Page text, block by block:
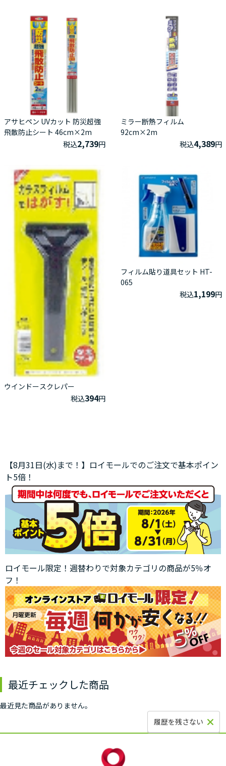
アサヒペン UVカット 防災超強
飛散防止シート 46cm×2m
税込2,739円
ミラー断熱フィルム
92cm×2m
税込4,389円
ウインドースクレパー
税込394円
フィルム貼り道具セット HT-
065
税込1,199円
【8月31日(水)まで！】ロイモールでのご注文で基本ポイン
ト5倍！
ロイモール限定！週替わりで対象カテゴリの商品が5％オ
フ！
最近チェックした商品
最近見た商品がありません。
履歴を残さない